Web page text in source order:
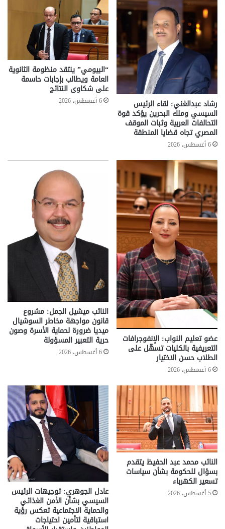
رشاد عبدالغني: لقاء الرئيس
السيسي وملك البحرين يؤكد قوة
التحالفات العربية وثبات الموقف
المصري تجاه قضايا المنطقة
6 أغسطس، 2026
“البيومي” ينتقد منظومة الثانوية
العامة ويطالب بإجابات حاسمة
على شكاوى النتائج
6 أغسطس، 2026
عضو تعليم النواب: الإنفوجرافات
التعريفية بالكليات تسهّل على
الطلاب حسن الاختيار
6 أغسطس، 2026
النائب ميشيل الجمل: مشروع
قانون مواجهة مخاطر السوشيال
ميديا ضرورة لحماية الأسرة وصون
حرية التعبير المسؤولة
6 أغسطس، 2026
النائب محمد عبد الحفيظ يتقدم
بسؤال للحكومة بشأن سياسات
تسعير الكهرباء
5 أغسطس، 2026 عادل الجوهري: توجيهات الرئيس
السيسي بشأن الأمن الغذائي
والحماية الاجتماعية تعكس رؤية
استباقية لتأمين احتياجات